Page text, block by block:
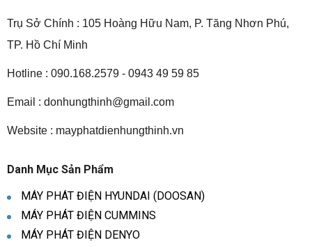
Trụ Sở Chính : 105 Hoàng Hữu Nam, P. Tăng Nhơn Phú,
TP. Hồ Chí Minh
Hotline : 090.168.2579 - 0943 49 59 85
Email : donhungthinh@gmail.com
Website : mayphatdienhungthinh.vn
Danh Mục Sản Phẩm
MÁY PHÁT ĐIỆN HYUNDAI (DOOSAN)
MÁY PHÁT ĐIỆN CUMMINS
MÁY PHÁT ĐIỆN DENYO